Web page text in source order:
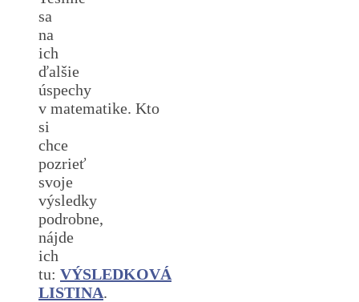
sa
na
ich
ďalšie
úspechy
v matematike. Kto
si
chce
pozrieť
svoje
výsledky
podrobne,
nájde
ich
tu: VÝSLEDKOVÁ
LISTINA.